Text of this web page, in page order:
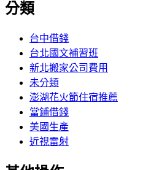
分類
台中借錢
台北國文補習班
新北搬家公司費用
未分類
澎湖花火節住宿推薦
當鋪借錢
美國生產
近視雷射